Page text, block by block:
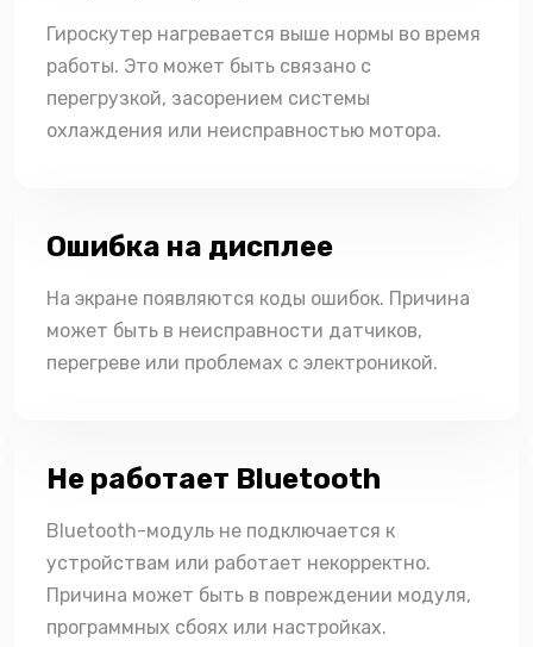
Гироскутер нагревается выше нормы во время
работы. Это может быть связано с
перегрузкой, засорением системы
охлаждения или неисправностью мотора.
Ошибка на дисплее
На экране появляются коды ошибок. Причина
может быть в неисправности датчиков,
перегреве или проблемах с электроникой.
Не работает Bluetooth
Bluetooth-модуль не подключается к
устройствам или работает некорректно.
Причина может быть в повреждении модуля,
программных сбоях или настройках.